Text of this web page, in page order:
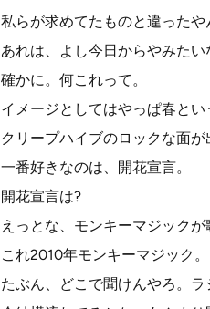
私らが求めてたものと違ったや
あれは、よし今日からやみた
確かに。何これって。
イメージとしてはやっぱ春と
クリープハイブのロックな面が
一番好きなのは、開花宣言。
開花宣言は?
えっとな、モンキーマジックが
これ2010年モンキーマジック。
たぶん、どこで聞けんやろ。ラ